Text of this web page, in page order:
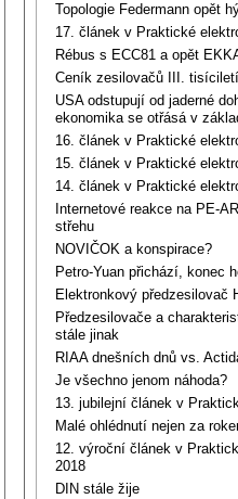
Topologie Federmann opět
17. článek v Praktické
Rébus s ECC81 a opět
Ceník zesilovačů III.
USA odstupují od jaderné
ekonomika se otřásá v
16. článek v Praktické
15. článek v Praktické
14. článek v Praktické
Internetové reakce na PE-
střehu
NOVIČOK a konspirace?
Petro-Yuan přichází, konec
Elektronkový předzesilovač
Předzesilovače a
stále jinak
RIAA dnešních dnů vs.
Je všechno jenom náhoda?
13. jubilejní článek v
Malé ohlédnutí nejen za
12. výroční článek v
2018
DIN stále žije